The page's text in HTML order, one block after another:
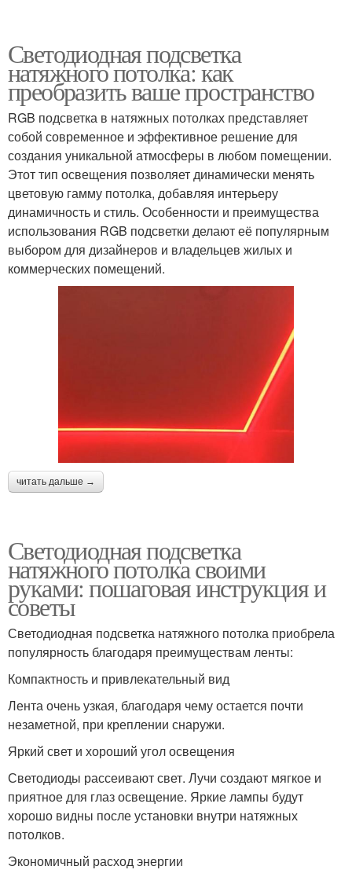
Светодиодная подсветка
натяжного потолка: как
преобразить ваше пространство
RGB подсветка в натяжных потолках представляет
собой современное и эффективное решение для
создания уникальной атмосферы в любом помещении.
Этот тип освещения позволяет динамически менять
цветовую гамму потолка, добавляя интерьеру
динамичность и стиль. Особенности и преимущества
использования RGB подсветки делают её популярным
выбором для дизайнеров и владельцев жилых и
коммерческих помещений.
читать дальше →
Светодиодная подсветка
натяжного потолка своими
руками: пошаговая инструкция и
советы
Светодиодная подсветка натяжного потолка приобрела
популярность благодаря преимуществам ленты:
Компактность и привлекательный вид
Лента очень узкая, благодаря чему остается почти
незаметной, при креплении снаружи.
Яркий свет и хороший угол освещения
Светодиоды рассеивают свет. Лучи создают мягкое и
приятное для глаз освещение. Яркие лампы будут
хорошо видны после установки внутри натяжных
потолков.
Экономичный расход энергии